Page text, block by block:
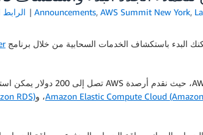
Announcements,AWS Summit New York, الرابط
البدء باستكشاف الخدمات السحابية من خلال برنامج
Amazon Elastic Compute Cloud، وRDS)